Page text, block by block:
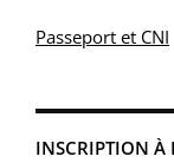
Passeport et CNI
INSCRIPTION À